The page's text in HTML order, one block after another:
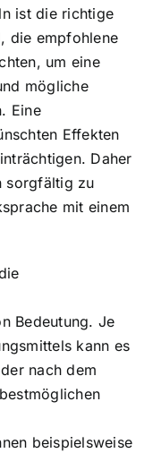
ist die richtige
die empfohlene
um eine
mögliche
Eine
Effekten
Daher
sorgfältig zu
mit einem
Bedeutung. Je
kann es
nach dem
beispielsweise